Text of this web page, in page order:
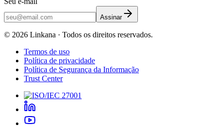
Assinar
© 2026 Linkana · Todos os direitos reservados.
Termos de uso
Política de privacidade
Política de Segurança da Informação
Trust Center